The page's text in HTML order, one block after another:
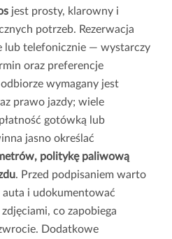
jest prosty, klarowny i
potrzeb. Rezerwacja
lub telefonicznie — wystarczy
oraz preferencje
wymagany jest
prawo jazdy; wiele
gotówką lub
jasno określać
politykę paliwową
. Przed podpisaniem warto
i udokumentować
co zapobiega
Dodatkowe